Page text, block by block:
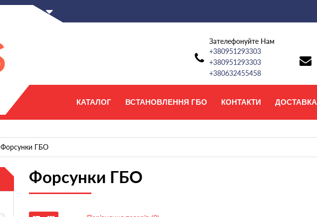
UA
Зателефонуйте Нам
+380951293303
+380951293303
+380632455458
КАТАЛОГ ВСТАНОВЛЕННЯ ГБО КОНТАКТИ ДОСТАВКА
Форсунки ГБО
Форсунки ГБО